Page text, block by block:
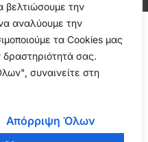
βελτιώσουμε την
αναλύουμε την
τα Cookies μας
σας.
συναινείτε στη
Απόρριψη Όλων